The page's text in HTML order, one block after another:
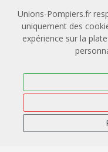
Certification
Application
Légal
Unions-Pompiers.fr
uniquement des
expérience sur la